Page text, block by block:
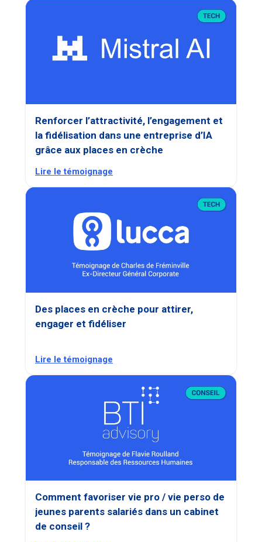
Renforcer l’attractivité, l’engagement et
la fidélisation dans une entreprise d’IA
grâce aux places en crèche
Lire le témoignage
Des places en crèche pour attirer,
engager et fidéliser
Lire le témoignage
Comment favoriser vie pro / vie perso de
jeunes parents salariés dans un cabinet
de conseil ?